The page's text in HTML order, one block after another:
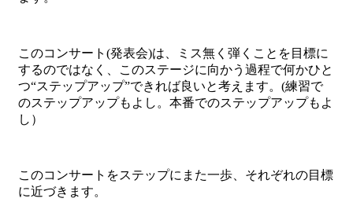
このコンサート(発表会)は、ミス無く弾くことを目標に
するのではなく、このステージに向かう過程で何かひと
つ“ステップアップ”できれば良いと考えます。(練習で
のステップアップもよし。本番でのステップアップもよ
し）
このコンサートをステップにまた一歩、それぞれの目標
に近づきます。